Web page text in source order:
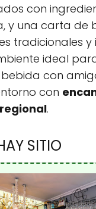
con
y una carta de
tradicionales
ideal
con
con
.
SITIO